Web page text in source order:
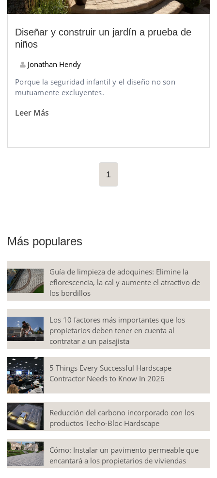
Diseñar y construir un jardín a prueba de
niños
Jonathan Hendy
Porque la seguridad infantil y el diseño no son
mutuamente excluyentes.
Leer Más
1
Más populares
Guía de limpieza de adoquines: Elimine la
eflorescencia, la cal y aumente el atractivo de
los bordillos
Los 10 factores más importantes que los
propietarios deben tener en cuenta al
contratar a un paisajista
5 Things Every Successful Hardscape
Contractor Needs to Know In 2026
Reducción del carbono incorporado con los
productos Techo-Bloc Hardscape
Cómo: Instalar un pavimento permeable que
encantará a los propietarios de viviendas